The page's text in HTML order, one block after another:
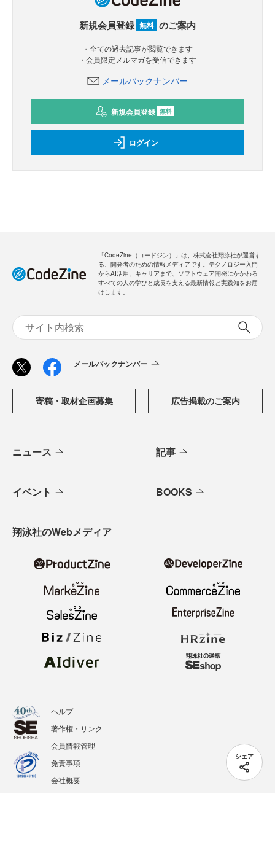
シェア
新規会員登録 無料 のご案内
・全ての過去記事が閲覧できます
・会員限定メルマガを受信できます
メールバックナンバー
新規会員登録 無料
ログイン
「CodeZine（コードジン）」は、株式会社翔泳社が運営す
る、開発者のための情報メディアです。テクノロジー入門
からAI活用、キャリアまで、ソフトウェア開発にかかわる
すべての人の学びと成長を支える最新情報と実践知をお届
けします。
メールバックナンバー
寄稿・取材企画募集 広告掲載のご案内
ニュース 記事
イベント BOOKS
翔泳社のWebメディア
ヘルプ
著作権・リンク
会員情報管理
免責事項
会社概要